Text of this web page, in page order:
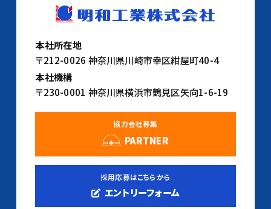
本社所在地
〒212-0026 神奈川県川崎市幸区紺屋町40-4
本社機構
〒230-0001 神奈川県横浜市鶴見区矢向1-6-19
協力会社募集
PARTNER
採用応募はこちらから
エントリーフォーム